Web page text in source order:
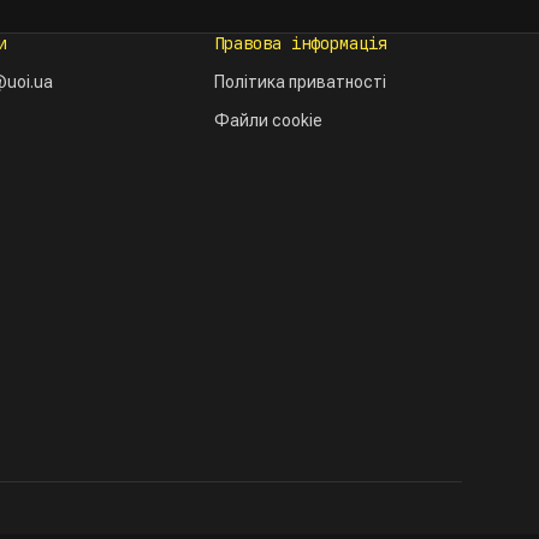
Правова інформація
Політика приватності
Файли cookie